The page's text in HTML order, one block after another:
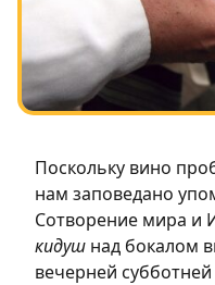
Посты в память о
Ханука
Пурим
Поскольку вино
нам заповедано
Сотворение мира и
кидуш над бокалом
вечерней